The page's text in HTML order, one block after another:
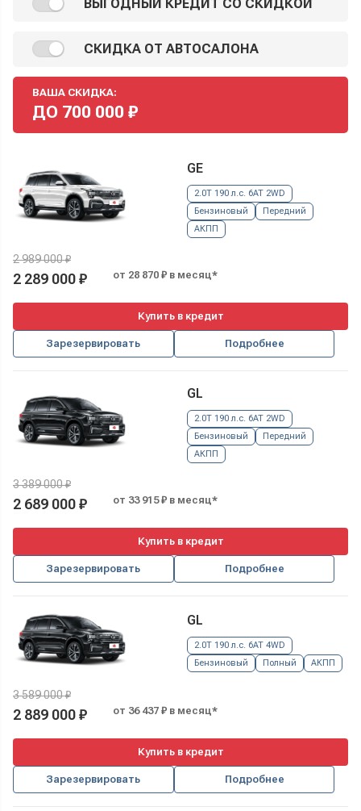
ВЫГОДНЫЙ КРЕДИТ СО СКИДКОЙ
СКИДКА ОТ АВТОСАЛОНА
ВАША СКИДКА:
ДО 700 000 ₽
GE
2.0T 190 л.с. 6AT 2WD
Бензиновый
Передний
АКПП
2 989 000 ₽
2 289 000 ₽ от 28 870 ₽ в месяц*
Купить в кредит
Зарезервировать Подробнее
GL
2.0T 190 л.с. 6AT 2WD
Бензиновый
Передний
АКПП
3 389 000 ₽
2 689 000 ₽ от 33 915 ₽ в месяц*
Купить в кредит
Зарезервировать Подробнее
GL
2.0T 190 л.с. 6AT 4WD
Бензиновый
Полный АКПП
3 589 000 ₽
2 889 000 ₽ от 36 437 ₽ в месяц*
Купить в кредит
Зарезервировать Подробнее